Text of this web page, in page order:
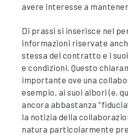
avere interesse a
Di prassi si inserisce nel
informazioni riservate
stessa del contratto e i
e condizioni. Questo
importante ove una
esempio, ai suoi albori (e,
ancora abbastanza
la notizia della
natura particolarmente